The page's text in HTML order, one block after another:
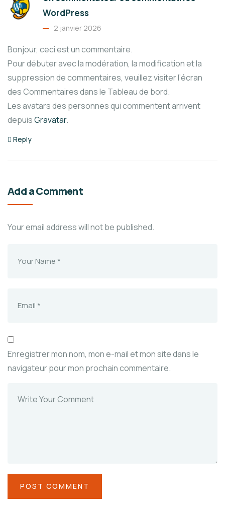
WordPress
2 janvier 2026
Bonjour, ceci est un commentaire.
Pour débuter avec la modération, la modification et la
suppression de commentaires, veuillez visiter l’écran
des Commentaires dans le Tableau de bord.
Les avatars des personnes qui commentent arrivent
depuisGravatar.
Reply
Add a Comment
Your email address will not be published.
Enregistrer mon nom, mon e-mail et mon site dans le
navigateur pour mon prochain commentaire.